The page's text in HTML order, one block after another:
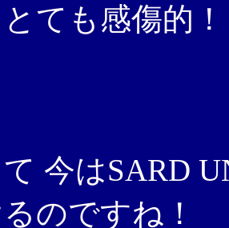
ても感傷的！
今はSARD
のですね！